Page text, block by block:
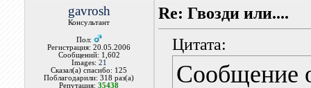
gavrosh
Консультант
Пол:
Регистрация: 20.05.2006
Сообщений: 1,602
Images: 21
Сказал(а) спасибо: 125
Поблагодарили: 318 раз(а)
Репутация:35438
Re: Гвозди или....
Цитата:
Сообщение